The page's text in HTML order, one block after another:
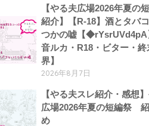
【やる夫広場2026年夏の
紹介】【R-18】酒とタバ
つかの嘘【◆rYsrUVd4pA
音ルカ・R18・ビター・終
界】
2026年8月7日
【やる夫スレ紹介・感想
広場2026年夏の短編祭
め